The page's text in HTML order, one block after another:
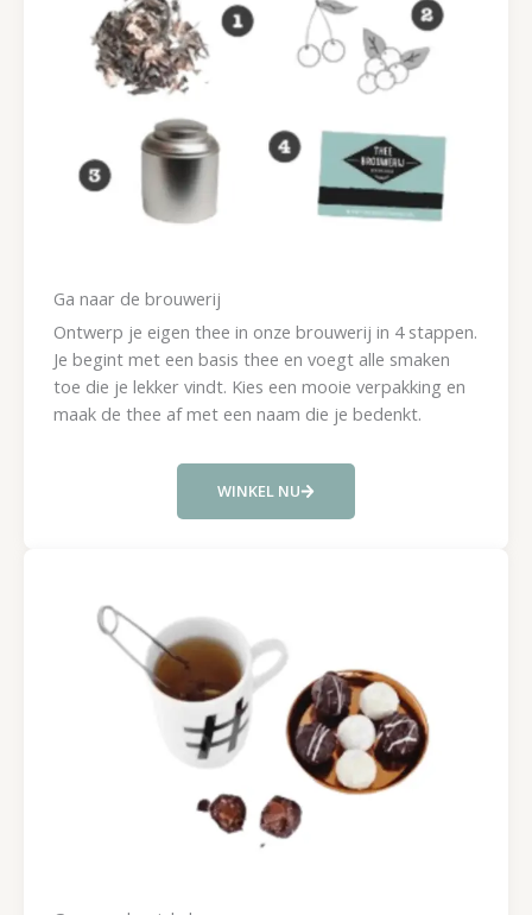
Ga naar de brouwerij
Ontwerp je eigen thee in onze brouwerij in 4 stappen.
Je begint met een basis thee en voegt alle smaken
toe die je lekker vindt. Kies een mooie verpakking en
maak de thee af met een naam die je bedenkt.
WINKEL NU